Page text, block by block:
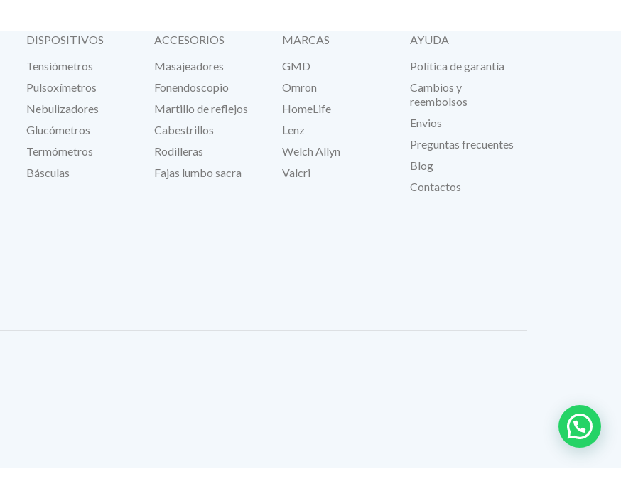
DISPOSITIVOS
Tensiómetros
Pulsoxímetros
Nebulizadores
Glucómetros
Termómetros
Básculas
ACCESORIOS
Masajeadores
Fonendoscopio
Martillo de reflejos
Cabestrillos
Rodilleras
Fajas lumbo sacra
MARCAS
GMD
Omron
HomeLife
Lenz
Welch Allyn
Valcri
AYUDA
Política de garantía
Cambios y
reembolsos
Envios
Preguntas frecuentes
Blog
Contactos